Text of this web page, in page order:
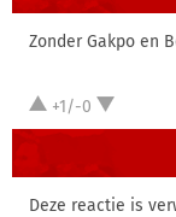
Zonder Gakpo en
+1/-0
Deze reactie is